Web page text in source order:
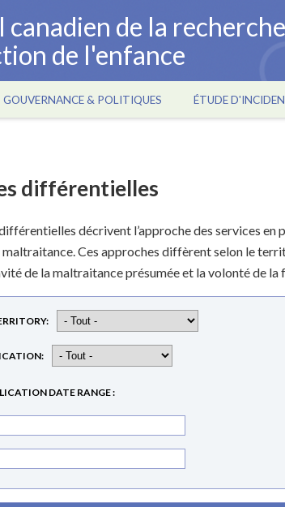
canadien de la
de l'enfance
GOUVERNANCE & POLITIQUES ÉTUDE
différentielles
décrivent l’approche des services en
Ces approches diffèrent selon le
de la maltraitance présumée et la volonté de
DATE RANGE